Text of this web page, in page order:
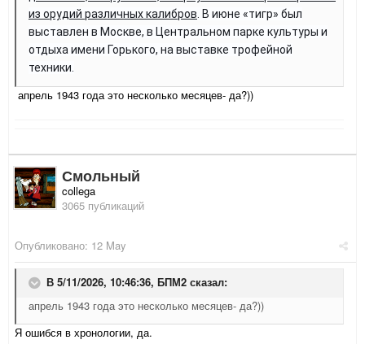
из орудий различных калибров. В июне «тигр» был
выставлен в Москве, в Центральном парке культуры и
отдыха имени Горького, на выставке трофейной
техники.
апрель 1943 года это несколько месяцев- да?))
Смольный
collega
3065 публикаций
Опубликовано: 12 May
В 5/11/2026, 10:46:36, БПМ2 сказал:
апрель 1943 года это несколько месяцев- да?))
Я ошибся в хронологии, да.